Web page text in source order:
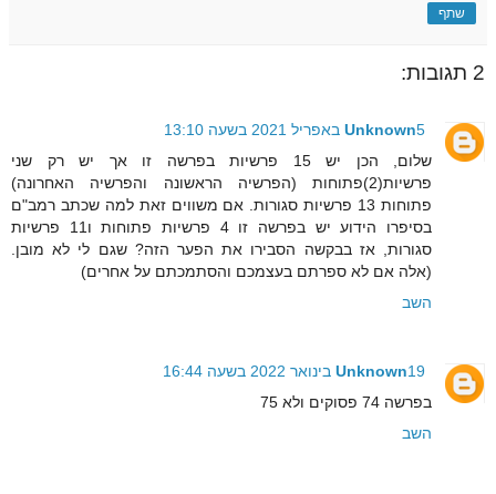
שתף
2 תגובות:
Unknown5 באפריל 2021 בשעה 13:10
שלום, הכן יש 15 פרשיות בפרשה זו אך יש רק שני
פרשיות(2)פתוחות (הפרשיה הראשונה והפרשיה האחרונה)
פתוחות 13 פרשיות סגורות. אם משווים זאת למה שכתב רמב"ם
בסיפרו הידוע יש בפרשה זו 4 פרשיות פתוחות ו11 פרשיות
סגורות, אז בבקשה הסבירו את הפער הזה? שגם לי לא מובן.
(אלה אם לא ספרתם בעצמכם והסתמכתם על אחרים)
השב
Unknown19 בינואר 2022 בשעה 16:44
בפרשה 74 פסוקים ולא 75
השב